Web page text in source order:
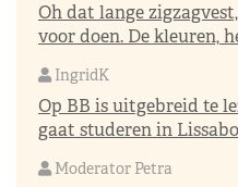
Oh dat lange
voor doen. De kleuren,
IngridK
Op BB is uitgebreid te
gaat studeren in
Moderator Petra